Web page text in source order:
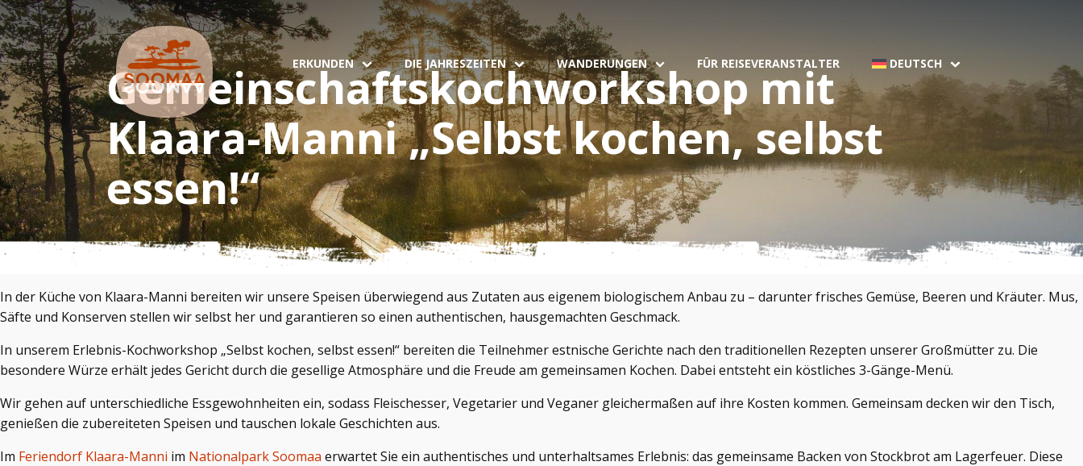
ERKUNDEN DIE JAHRESZEITEN WANDERUNGEN FÜR REISEVERANSTALTER DEUTSCH
Gemeinschaftskochworkshop mit
Klaara-Manni „Selbst kochen, selbst
essen!“
In der Küche von Klaara-Manni bereiten wir unsere Speisen überwiegend aus Zutaten aus eigenem biologischem Anbau zu – darunter frisches Gemüse, Beeren und Kräuter. Mus,
Säfte und Konserven stellen wir selbst her und garantieren so einen authentischen, hausgemachten Geschmack.
In unserem Erlebnis-Kochworkshop „Selbst kochen, selbst essen!“ bereiten die Teilnehmer estnische Gerichte nach den traditionellen Rezepten unserer Großmütter zu. Die
besondere Würze erhält jedes Gericht durch die gesellige Atmosphäre und die Freude am gemeinsamen Kochen. Dabei entsteht ein köstliches 3-Gänge-Menü.
Wir gehen auf unterschiedliche Essgewohnheiten ein, sodass Fleischesser, Vegetarier und Veganer gleichermaßen auf ihre Kosten kommen. Gemeinsam decken wir den Tisch,
genießen die zubereiteten Speisen und tauschen lokale Geschichten aus.
Im Feriendorf Klaara-Manni im Nationalpark Soomaa erwartet Sie ein authentisches und unterhaltsames Erlebnis: das gemeinsame Backen von Stockbrot am Lagerfeuer. Diese